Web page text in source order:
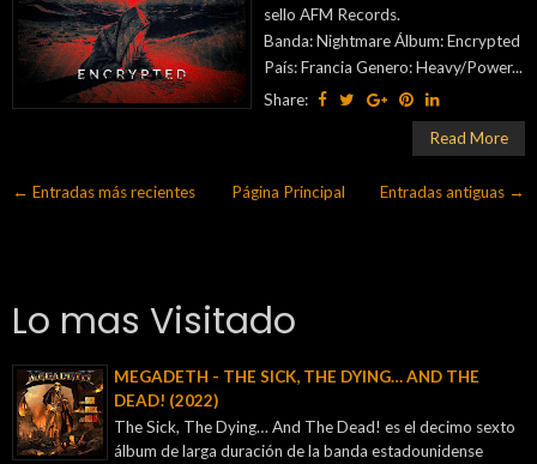
sello AFM Records.
Banda: Nightmare Álbum: Encrypted
País: Francia Genero: Heavy/Power...
Share:
Read More
← Entradas más recientes Entradas antiguas →
Página Principal
Lo mas Visitado
MEGADETH - THE SICK, THE DYING… AND THE
DEAD! (2022)
The Sick, The Dying… And The Dead! es el decimo sexto
álbum de larga duración de la banda estadounidense